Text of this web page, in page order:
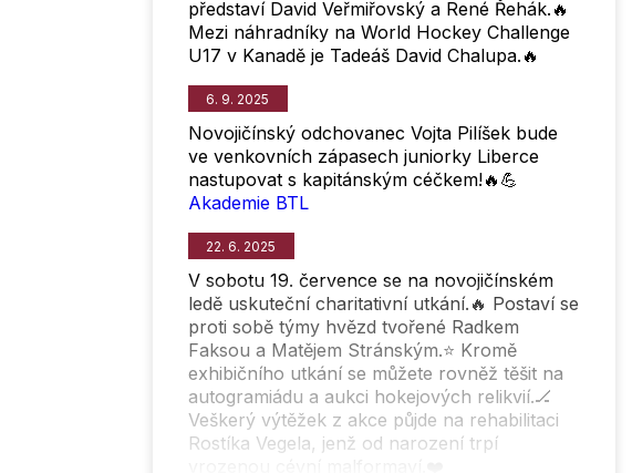
představí David Veřmiřovský a René Řehák.🔥
Mezi náhradníky na World Hockey Challenge
U17 v Kanadě je Tadeáš David Chalupa.🔥
6. 9. 2025
Novojičínský odchovanec Vojta Pilíšek bude
ve venkovních zápasech juniorky Liberce
nastupovat s kapitánským céčkem!🔥💪
Akademie BTL
22. 6. 2025
V sobotu 19. července se na novojičínském
ledě uskuteční charitativní utkání.🔥 Postaví se
proti sobě týmy hvězd tvořené Radkem
Faksou a Matějem Stránským.⭐ Kromě
exhibičního utkání se můžete rovněž těšit na
autogramiádu a aukci hokejových relikvií.🏒
Veškerý výtěžek z akce půjde na rehabilitaci
Rostíka Vegela, jenž od narození trpí